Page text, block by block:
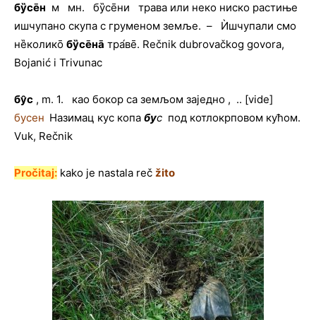
бу̏се̄н м мн. бу̏се̄ни трава или неко ниско растиње
ишчупано скупа с груменом земље. – Ѝшчупали смо
не̏колико̄ бу̏се̄на тра́ве̄. Rečnik dubrovačkog govora,
Bojanić i Trivunac
бу̑с , m. 1. као бокор са земљом заједно , .. [vide]
бусен Назимац кус копа бус под котлокрповом кућом.
Vuk, Rečnik
Pročitaj: kako je nastala reč žito